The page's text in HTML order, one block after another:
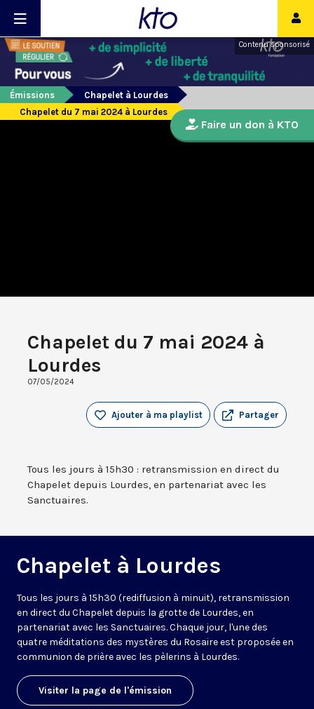
Contenu sponsorisé
Émissions
Chapelet à Lourdes
Chapelet du 7 mai 2024 à Lourdes
Chapelet du 7 mai 2024 à
Lourdes
07/05/2024
Partager
Ajouter à ma playlist
Tous les jours à 15h30 : retransmission en direct du
Chapelet depuis Lourdes, en partenariat avec les
Sanctuaires.
Chapelet à Lourdes
Tous les jours à 15h30 (rediffusion à minuit), retransmission
en direct du Chapelet depuis la grotte de Lourdes, en
partenariat avec les Sanctuaires. Chaque jour, l'une des
quatre méditations des mystères du Rosaire est proposée en
communion de prière avec les pèlerins à Lourdes.
Visiter la page de l'émission
Faire un don à KTO